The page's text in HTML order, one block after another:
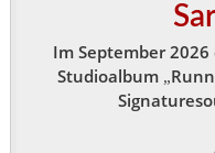
Im September
Studioalbum